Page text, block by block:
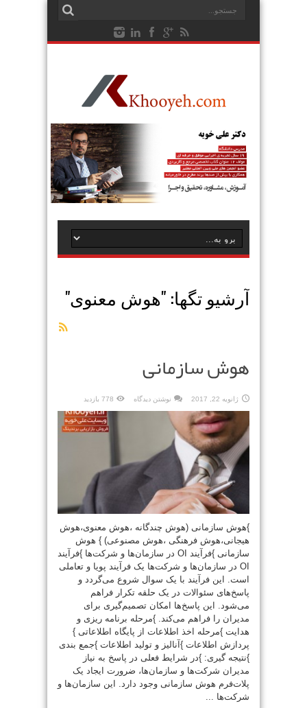
آرشیو تگها: "هوش معنوی"
هوش سازمانی
ژانویه 22, 2017 نوشتن دیدگاه 778 بازدید
}هوش سازمانی (هوش چندگانه ،هوش معنوی،هوش
هیجانی،هوش فرهنگی ،هوش مصنوعی) } هوش
سازمانی }فرآیند OI در سازمان‌ها و شرکت‌ها }فرآیند
OI در سازمان‌ها و شرکت‌ها یک فرآیند پویا و تعاملی
است. این فرآیند با یک سوال شروع می‌گردد و
پاسخ‌های سئوالات در یک حلقه تکرار فراهم
می‌شود. این پاسخ‌ها امکان تصمیم‌گیری برای
مدیران را فراهم می‌کند. }مرحله برنامه ریزی و
هدایت }مرحله اخذ اطلاعات از پایگاه اطلاعاتی }
پردازش اطلاعات }آنالیز و تولید اطلاعات }جمع بندی
}نتیجه گیری: }در شرایط فعلی در پاسخ به نیاز
مدیران شرکت‌ها و سازمان‌ها، ضرورت ایجاد یک
پلات‌فرم هوش سازمانی وجود دارد. این سازمان‌ها و
شرکت‌ها ...